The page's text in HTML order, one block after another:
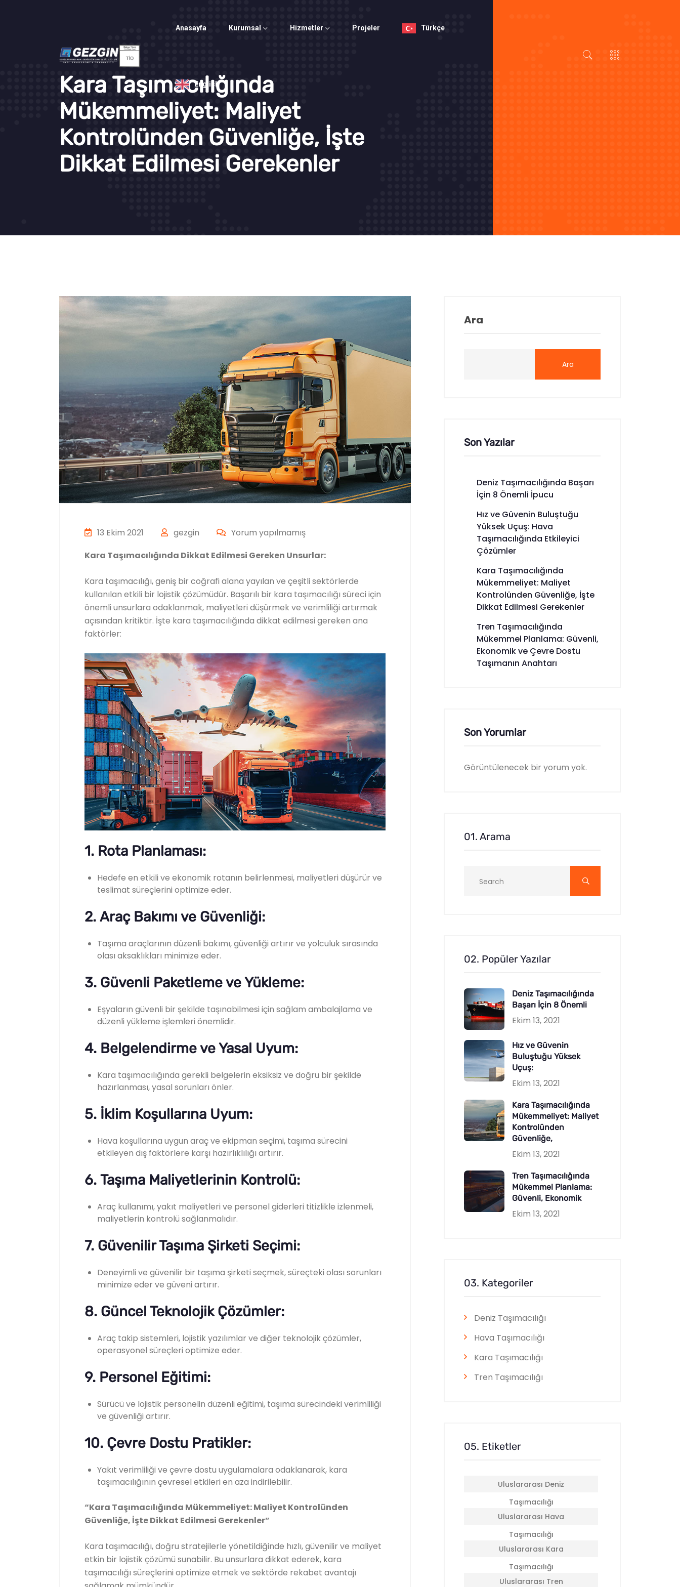
Anasayfa Kurumsal Hizmetler Projeler Türkçe
English
Kara Taşımacılığında
Mükemmeliyet: Maliyet
Kontrolünden Güvenliğe, İşte
Dikkat Edilmesi Gerekenler
13 Ekim 2021 gezgin
Yorum yapılmamış
Kara Taşımacılığında Dikkat Edilmesi Gereken Unsurlar:
Kara taşımacılığı, geniş bir coğrafi alana yayılan ve çeşitli sektörlerde
kullanılan etkili bir lojistik çözümüdür. Başarılı bir kara taşımacılığı süreci için
önemli unsurlara odaklanmak, maliyetleri düşürmek ve verimliliği artırmak
açısından kritiktir. İşte kara taşımacılığında dikkat edilmesi gereken ana
faktörler:
1. Rota Planlaması:
Hedefe en etkili ve ekonomik rotanın belirlenmesi, maliyetleri düşürür ve
teslimat süreçlerini optimize eder.
2. Araç Bakımı ve Güvenliği:
Taşıma araçlarının düzenli bakımı, güvenliği artırır ve yolculuk sırasında
olası aksaklıkları minimize eder.
3. Güvenli Paketleme ve Yükleme:
Eşyaların güvenli bir şekilde taşınabilmesi için sağlam ambalajlama ve
düzenli yükleme işlemleri önemlidir.
4. Belgelendirme ve Yasal Uyum:
Kara taşımacılığında gerekli belgelerin eksiksiz ve doğru bir şekilde
hazırlanması, yasal sorunları önler.
5. İklim Koşullarına Uyum:
Hava koşullarına uygun araç ve ekipman seçimi, taşıma sürecini
etkileyen dış faktörlere karşı hazırlıklılığı artırır.
6. Taşıma Maliyetlerinin Kontrolü:
Araç kullanımı, yakıt maliyetleri ve personel giderleri titizlikle izlenmeli,
maliyetlerin kontrolü sağlanmalıdır.
7. Güvenilir Taşıma Şirketi Seçimi:
Deneyimli ve güvenilir bir taşıma şirketi seçmek, süreçteki olası sorunları
minimize eder ve güveni artırır.
8. Güncel Teknolojik Çözümler:
Araç takip sistemleri, lojistik yazılımlar ve diğer teknolojik çözümler,
operasyonel süreçleri optimize eder.
9. Personel Eğitimi:
Sürücü ve lojistik personelin düzenli eğitimi, taşıma sürecindeki verimliliği
ve güvenliği artırır.
10. Çevre Dostu Pratikler:
Yakıt verimliliği ve çevre dostu uygulamalara odaklanarak, kara
taşımacılığının çevresel etkileri en aza indirilebilir.
“Kara Taşımacılığında Mükemmeliyet: Maliyet Kontrolünden
Güvenliğe, İşte Dikkat Edilmesi Gerekenler”
Kara taşımacılığı, doğru stratejilerle yönetildiğinde hızlı, güvenilir ve maliyet
etkin bir lojistik çözümü sunabilir. Bu unsurlara dikkat ederek, kara
taşımacılığı süreçlerini optimize etmek ve sektörde rekabet avantajı
Ara
Ara
Son Yazılar
Deniz Taşımacılığında Başarı
İçin 8 Önemli İpucu
Hız ve Güvenin Buluştuğu
Yüksek Uçuş: Hava
Taşımacılığında Etkileyici
Çözümler
Kara Taşımacılığında
Mükemmeliyet: Maliyet
Kontrolünden Güvenliğe, İşte
Dikkat Edilmesi Gerekenler
Tren Taşımacılığında
Mükemmel Planlama: Güvenli,
Ekonomik ve Çevre Dostu
Taşımanın Anahtarı
Son Yorumlar
Görüntülenecek bir yorum yok.
01. Arama
02. Popüler Yazılar
Deniz Taşımacılığında
Başarı İçin 8 Önemli
Ekim 13, 2021
Hız ve Güvenin
Buluştuğu Yüksek
Uçuş:
Ekim 13, 2021
Kara Taşımacılığında
Mükemmeliyet: Maliyet
Kontrolünden
Güvenliğe,
Ekim 13, 2021
Tren Taşımacılığında
Mükemmel Planlama:
Güvenli, Ekonomik
Ekim 13, 2021
03. Kategoriler
Deniz Taşımacılığı
Hava Taşımacılığı
Kara Taşımacılığı
Tren Taşımacılığı
05. Etiketler
Uluslararası Deniz
Taşımacılığı
Uluslararası Hava
Taşımacılığı
Uluslararası Kara
Taşımacılığı
Uluslararası Tren